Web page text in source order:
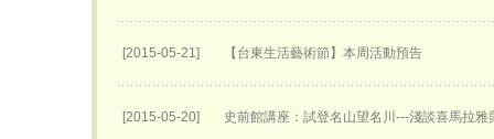
[2015-05-21] 【台東生活藝術節】本周活動預告
[2015-05-20] 史前館講座：試登名山望名川---淺談喜馬拉雅